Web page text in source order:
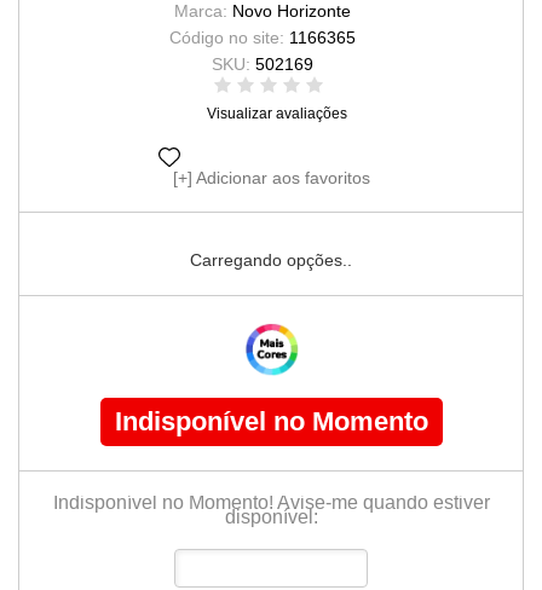
Marca: Novo Horizonte
Código no site: 1166365
SKU: 502169
Visualizar avaliações
Adicionar aos favoritos
Carregando opções..
Indisponível no Momento
Indisponível no Momento! Avise-me quando estiver
disponível: